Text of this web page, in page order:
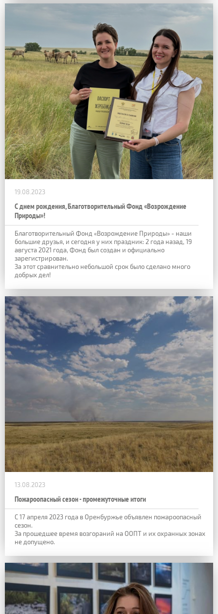
19.08.2023
С днем рождения, Благотворительный Фонд «Возрождение
Природы»!
Благотворительный Фонд «Возрождение Природы» - наши
большие друзья, и сегодня у них праздник: 2 года назад, 19
августа 2021 года, Фонд был создан и официально
зарегистрирован.
За этот сравнительно небольшой срок было сделано много
добрых дел!
13.08.2023
Пожароопасный сезон - промежуточные итоги
С 17 апреля 2023 года в Оренбуржье объявлен пожароопасный
сезон.
За прошедшее время возгораний на ООПТ и их охранных зонах
не допущено.